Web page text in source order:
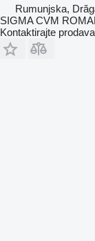
Rumunjska,
SIGMA CVM
Kontaktirajte